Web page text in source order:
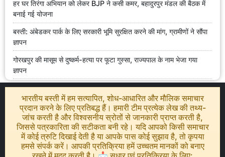
हर घर तिरंगा अभियान को लेकर BJP ने कसी कमर, बहादुरपुर मंडल की बैठक में
बनाई गई योजना
बस्ती: अंबेडकर पार्क के लिए सरकारी भूमि सुरक्षित करने की मांग, ग्रामीणों ने सौंपा
ज्ञापन
गोरखपुर की मासूम से दुष्कर्म-हत्या पर फूटा गुस्सा, राज्यपाल के नाम भेजा गया
ज्ञापन
भारतीय बस्ती में हम सत्यापित, शोध-आधारित और मौलिक समाचार
प्रदान करने के लिए प्रतिबद्ध हैं। हमारी टीम प्रत्येक लेख की तथ्य-
जांच करती है और विश्वसनीय स्रोतों से जानकारी प्राप्त करती है,
जिससे पत्रकारिता की सटीकता बनी रहे। यदि आपको किसी समाचार
में कोई त्रुटि दिखाई देती है या आपके पास कोई सुझाव है, तो कृपया
हमसे संपर्क करें। आपकी प्रतिक्रिया हमें उच्चतम मानकों को बनाए